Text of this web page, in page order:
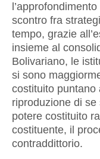
scontro fra
tempo, grazie
insieme al
Bolivariano, le
si sono
costituito puntano
riproduzione di
potere costituito
costituente, il
contraddittorio.